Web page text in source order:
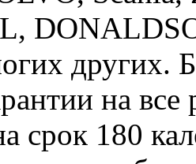
других.
на все
срок 180